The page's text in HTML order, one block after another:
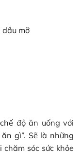
dầu mỡ
độ ăn uống với
gì”. Sẽ là những
sóc sức khỏe